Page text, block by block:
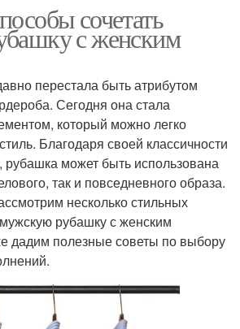
сочетать
с женским
перестала быть атрибутом
Сегодня она стала
который можно легко
Благодаря своей классичности
рубашка может быть использована
так и повседневного образа.
несколько стильных
рубашку с женским
дадим полезные советы по выбору